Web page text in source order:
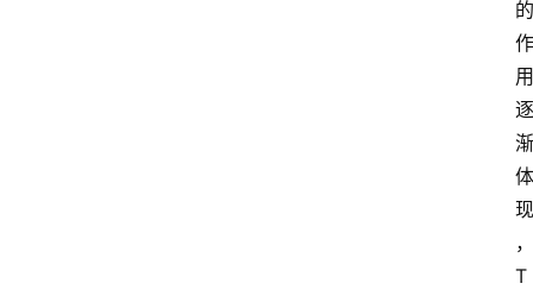
的
作
用
逐
渐
体
现
，
T